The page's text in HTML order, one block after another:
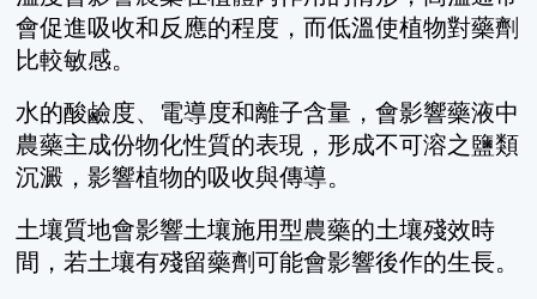
會促進吸收和反應的程度，而低溫使植物對藥劑
比較敏感。
水的酸鹼度、電導度和離子含量，會影響藥液中
農藥主成份物化性質的表現，形成不可溶之鹽類
沉澱，影響植物的吸收與傳導。
土壤質地會影響土壤施用型農藥的土壤殘效時
間，若土壤有殘留藥劑可能會影響後作的生長。